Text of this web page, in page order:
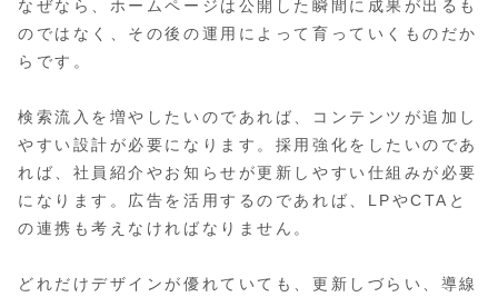
なぜなら、ホームページは公開した瞬間に成果が出るも
のではなく、その後の運用によって育っていくものだか
らです。
検索流入を増やしたいのであれば、コンテンツが追加し
やすい設計が必要になります。採用強化をしたいのであ
れば、社員紹介やお知らせが更新しやすい仕組みが必要
になります。広告を活用するのであれば、LPやCTAと
の連携も考えなければなりません。
どれだけデザインが優れていても、更新しづらい、導線